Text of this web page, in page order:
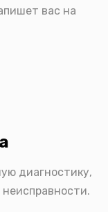
вас на
диагностику,